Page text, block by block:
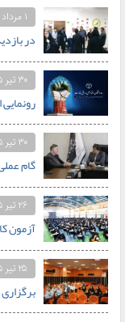
۱ مرداد ۱۴۰۵
۳۰ تیر ۱۴۰۵
۳۰ تیر ۱۴۰۵
۲۶ تیر ۱۴۰۵
۲۵ تیر ۱۴۰۵